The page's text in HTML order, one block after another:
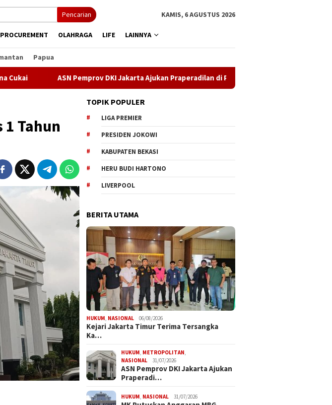
Pencarian KAMIS, 6 AGUSTUS 2026
PROCUREMENT OLAHRAGA LIFE LAINNYA
Papua
ASN Pemprov DKI Jakarta Ajukan Praperadilan di Pengadilan Negeri Jakarta Timur
Tahun
TOPIK POPULER
LIGA PREMIER
PRESIDEN JOKOWI
KABUPATEN BEKASI
HERU BUDI HARTONO
LIVERPOOL
BERITA UTAMA
HUKUM NASIONAL 06/08/2026
Kejari Jakarta Timur Terima Tersangka
Ka…
HUKUM METROPOLITAN
NASIONAL
31/07/2026
ASN Pemprov DKI Jakarta Ajukan
Praperadi…
HUKUM NASIONAL 31/07/2026